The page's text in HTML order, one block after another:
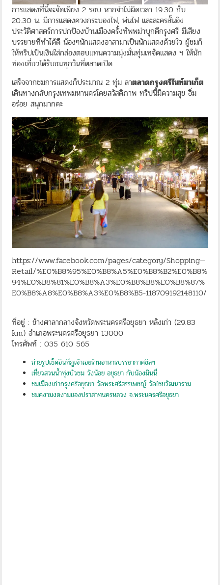
การแสดงที่นี้จะจัดเพียง 2 รอบ หากจำไม่ผิดเวลา 19.30 กับ
20.30 น. มีการแสดงควงกระบองไฟ, พ่นไฟ และละครสั้นอิง
ประวัติศาสตร์การปกป้องบ้านเมืองครั้งทัพพม่าบุกตีกรุงศรี มีเสียง
บรรยายที่ทำได้ดี น้องๆนักแสดงอาสามาเป็นนักแสดงด้วยใจ ผู้ชมก็
ให้ทริปเป็นเงินใส่กล่องตอบแทนความมุ่งมั่นทุ่มเทจัดแสดง ฯ ให้นัก
ท่องเที่ยวได้รับชมทุกวันที่ตลาดเปิด
เสร็จจากชมการแสดงก็ประมาณ 2 ทุ่ม ลาตลาดกรุงศรีไนท์มาเก็ต
เดินทางกลับกรุงเทพมหานครโดยสวัสดิภาพ ทริปนี้มีความสุข อิ่ม
อร่อย สนุกมากคะ
https://www.facebook.com/pages/category/Shopping—
Retail/%E0%B8%95%E0%B8%A5%E0%B8%B2%E0%B8%
94%E0%B8%81%E0%B8%A3%E0%B8%B8%E0%B8%87%
E0%B8%A8%E0%B8%A3%E0%B8%B5-118709192148110/
ที่อยู่ : ข้างศาลากลางจังหวัดพระนครศรีอยุธยา หลังเก่า (29.83
km) อำเภอพระนครศรีอยุธยา 13000
โทรศัพท์ : 035 610 565
ถ่ายรูปเช็คอินที่ภูเจ้าเอยร้านอาหารบรรยากาศชิลๆ
เที่ยวสวนน้ำทุ่งบัวชม วังน้อย อยุธยา กับน้องมินนี่
ชมเมืองเก่ากรุงศรีอยุธยา วัดพระศรีสรรเพชญ์ วัดไชยวัฒนาราม
ชมคงามงดงามของปราสาทนครหลวง จ.พระนครศรีอยุธยา